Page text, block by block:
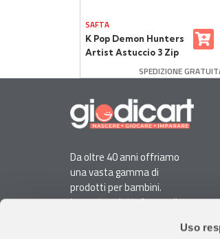
Uso
SAFTA
K Pop Demon Hunters
Artist Astuccio 3 Zip
SPEDIZIONE
Da oltre 40 anni offriamo
una vasta gamma di
prodotti per bambini.
La nostra piattaforma di